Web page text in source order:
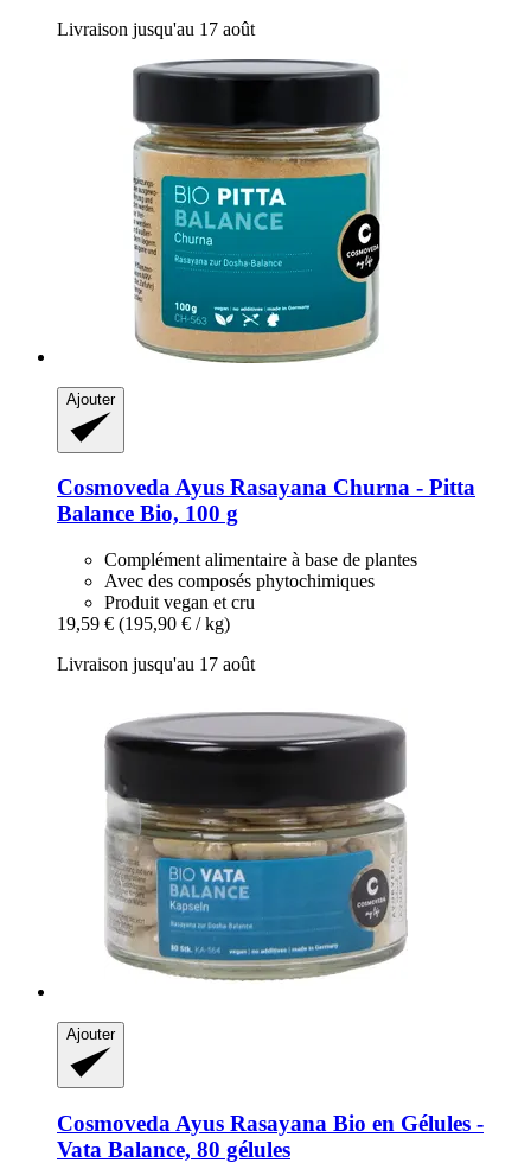
Livraison jusqu'au 17 août
Ajouter
CosmovedaAyus Rasayana Churna -​ Pitta
Balance Bio, 100 g
Complément alimentaire à base de plantes
Avec des composés phytochimiques
Produit vegan et cru
19,59 € (195,90 € / kg)
Livraison jusqu'au 17 août
Ajouter
Cosmoveda Ayus Rasayana Bio en Gélules -​
Vata Balance, 80 gélules